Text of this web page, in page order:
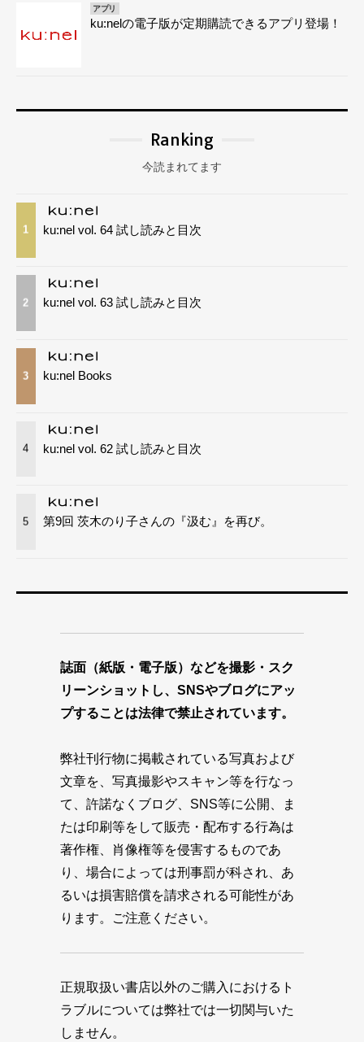
アプリ
ku:nelの電子版が定期購読できるアプリ登場！
Ranking
今読まれてます
1 ku:nel vol. 64 試し読みと目次
2 ku:nel vol. 63 試し読みと目次
3 ku:nel Books
4 ku:nel vol. 62 試し読みと目次
5 第9回 茨木のり子さんの『汲む』を再び。
誌面（紙版・電子版）などを撮影・スク
リーンショットし、SNSやブログにアッ
プすることは法律で禁止されています。
弊社刊行物に掲載されている写真および
文章を、写真撮影やスキャン等を行なっ
て、許諾なくブログ、SNS等に公開、ま
たは印刷等をして販売・配布する行為は
著作権、肖像権等を侵害するものであ
り、場合によっては刑事罰が科され、あ
るいは損害賠償を請求される可能性があ
ります。ご注意ください。
正規取扱い書店以外のご購入におけるト
ラブルについては弊社では一切関与いた
しません。